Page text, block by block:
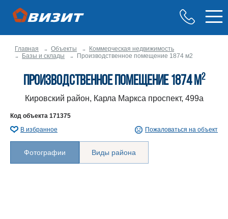
Главная Объекты
Коммерческая недвижимость
Базы и склады
Производственное помещение 1874 м2
Производственное помещение 1874 м2
Кировский район, Карла Маркса проспект, 499а
Код объекта 171375
В избранное
Пожаловаться на объект
Фотографии Виды района